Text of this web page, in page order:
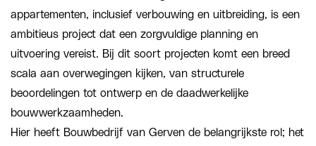
appartementen, inclusief verbouwing en uitbreiding, is een
ambitieus project dat een zorgvuldige planning en
uitvoering vereist. Bij dit soort projecten komt een breed
scala aan overwegingen kijken, van structurele
beoordelingen tot ontwerp en de daadwerkelijke
bouwwerkzaamheden.
Hier heeft Bouwbedrijf van Gerven de belangrijkste rol; het